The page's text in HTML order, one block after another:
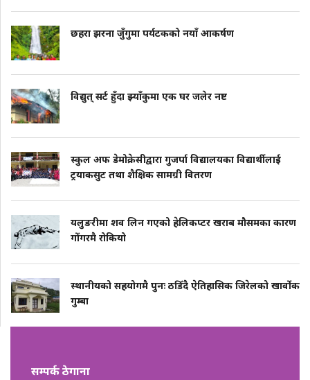
छहरा झरना जुँगुमा पर्यटकको नयाँ आकर्षण
विद्युत् सर्ट हुँदा झ्याँकुमा एक घर जलेर नष्ट
स्कुल अफ डेमोक्रेसीद्वारा गुजर्पा विद्यालयका विद्यार्थीलाई
ट्रयाकसुट तथा शैक्षिक सामग्री वितरण
यलुङरीमा शव लिन गएको हेलिकप्टर खराब मौसमका कारण
गोंगरमै रोकियो
स्थानीयको सहयोगमै पुनः ठडिँदै ऐतिहासिक जिरेलको खार्वोक
गुम्बा
सम्पर्क ठेगाना